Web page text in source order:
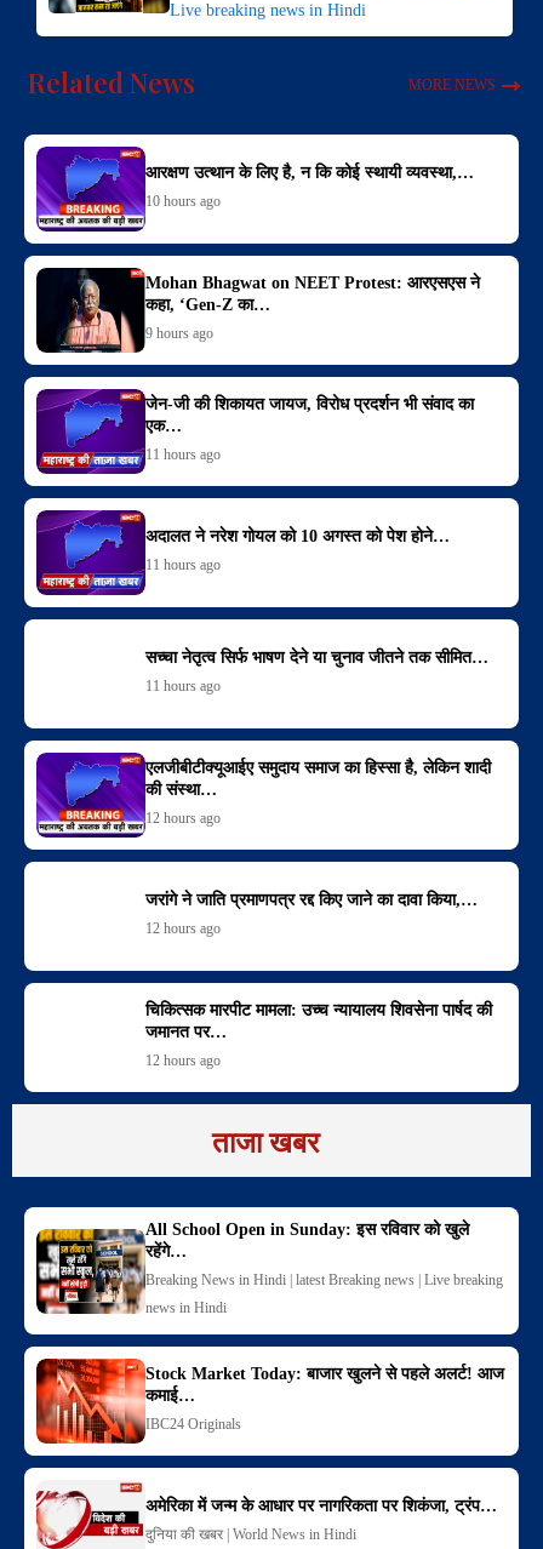
Live breaking news in Hindi
Related News MORE NEWS
आरक्षण उत्थान के लिए है, न कि कोई स्थायी व्यवस्था,…
10 hours ago
Mohan Bhagwat on NEET Protest: आरएसएस ने
कहा, ‘Gen-Z का…
9 hours ago
जेन-जी की शिकायत जायज, विरोध प्रदर्शन भी संवाद का
एक…
11 hours ago
अदालत ने नरेश गोयल को 10 अगस्त को पेश होने…
11 hours ago
सच्चा नेतृत्व सिर्फ भाषण देने या चुनाव जीतने तक सीमित…
11 hours ago
एलजीबीटीक्यूआईए समुदाय समाज का हिस्सा है, लेकिन शादी
की संस्था…
12 hours ago
जरांगे ने जाति प्रमाणपत्र रद्द किए जाने का दावा किया,…
12 hours ago
चिकित्सक मारपीट मामला: उच्च न्यायालय शिवसेना पार्षद की
जमानत पर…
12 hours ago
ताजा खबर
All School Open in Sunday: इस रविवार को खुले
रहेंगे…
Breaking News in Hindi | latest Breaking news | Live breaking
news in Hindi
Stock Market Today: बाजार खुलने से पहले अलर्ट! आज
कमाई…
IBC24 Originals
अमेरिका में जन्म के आधार पर नागरिकता पर शिकंजा, ट्रंप…
दुनिया की खबर | World News in Hindi